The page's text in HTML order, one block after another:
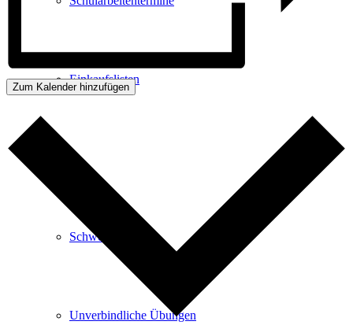
Einkaufslisten
Schwerpunkte
Unverbindliche Übungen
Zum Kalender hinzufügen